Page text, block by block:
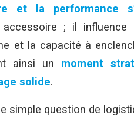
et la performance
; il influence
et la capacité à
ainsi un moment
solide.
simple question de